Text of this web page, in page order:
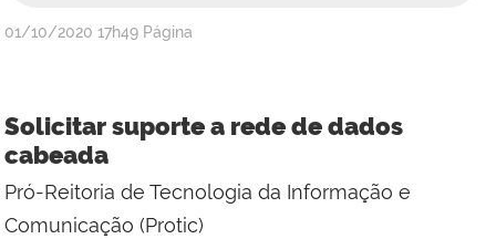
publicado
01/10/2020 17h49 Página
Solicitar suporte a rede de dados
cabeada
Pró-Reitoria de Tecnologia da Informação e
Comunicação (Protic)